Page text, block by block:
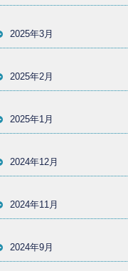
2025年3月
2025年2月
2025年1月
2024年12月
2024年11月
2024年9月